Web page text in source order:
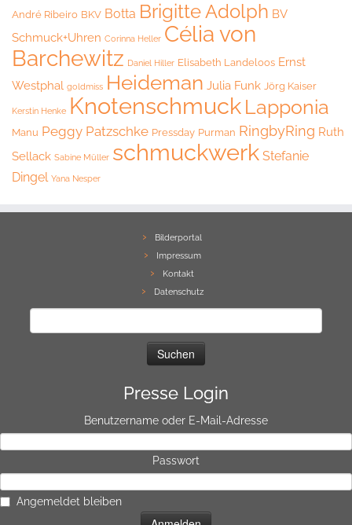
André Ribeiro BKV Botta Brigitte Adolph BV
Schmuck+Uhren Corinna Heller Célia von
Barchewitz Daniel Hiller Elisabeth Landeloos Ernst
Westphal goldmiss Heideman Julia Funk Jörg Kaiser
Kerstin Henke Knotenschmuck Lapponia
Manu Peggy Patzschke Pressday Purman RingbyRing Ruth
Sellack Sabine Müller schmuckwerk Stefanie
Dingel Yana Nesper
Bilderportal
Impressum
Kontakt
Datenschutz
Presse Login
Benutzername oder E-Mail-Adresse
Passwort
Angemeldet bleiben